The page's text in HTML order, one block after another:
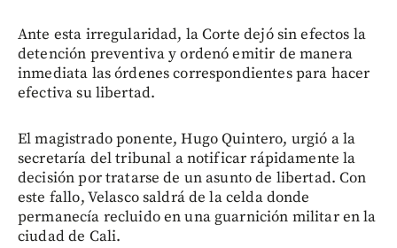
Ante esta irregularidad, la Corte dejó sin efectos la
detención preventiva y ordenó emitir de manera
inmediata las órdenes correspondientes para hacer
efectiva su libertad.
El magistrado ponente, Hugo Quintero, urgió a la
secretaría del tribunal a notificar rápidamente la
decisión por tratarse de un asunto de libertad. Con
este fallo, Velasco saldrá de la celda donde
permanecía recluido en una guarnición militar en la
ciudad de Cali.